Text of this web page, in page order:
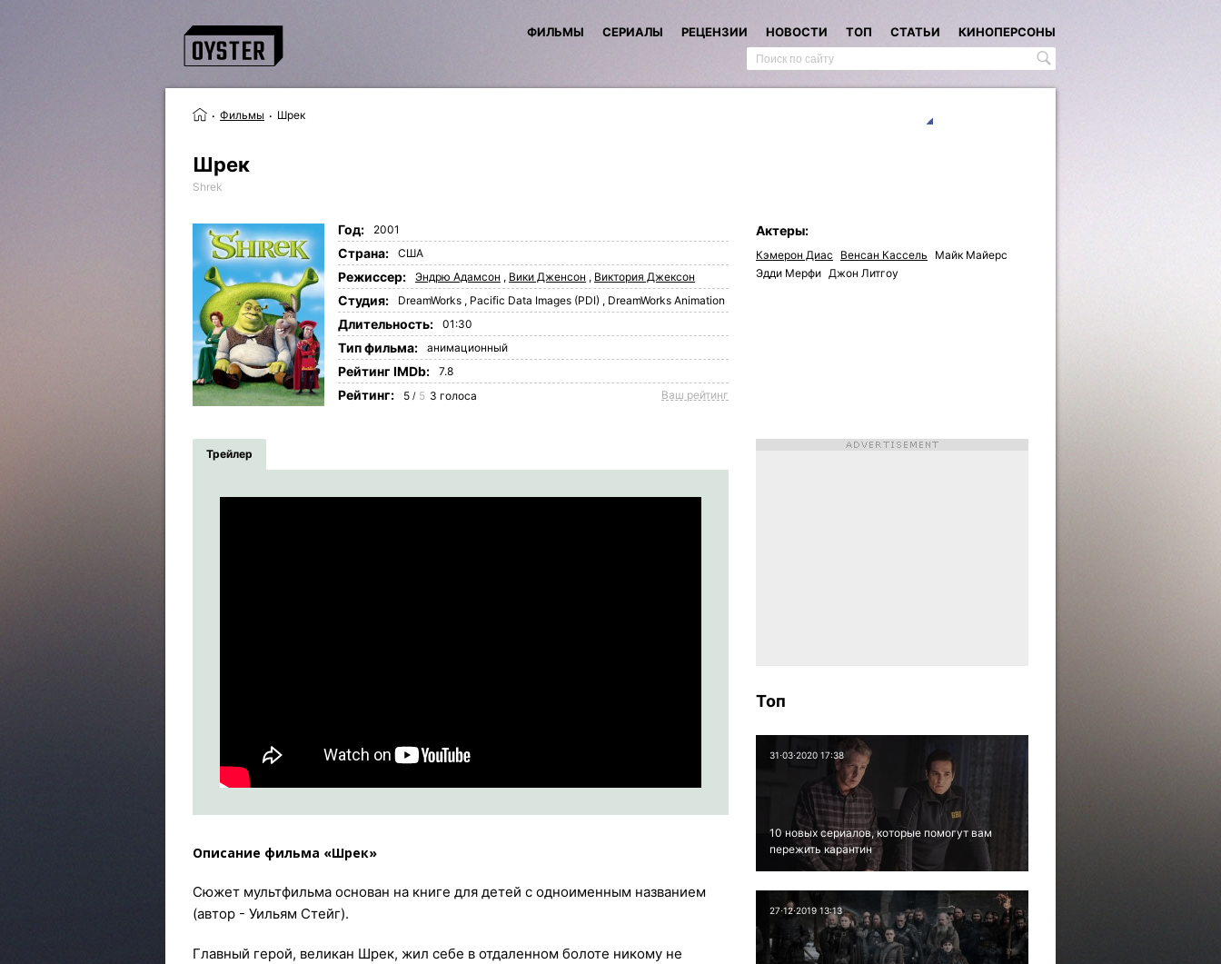
ФИЛЬМЫ СЕРИАЛЫ РЕЦЕНЗИИ НОВОСТИ ТОП СТАТЬИ КИНОПЕРСОНЫ
Фильмы Шрек
Шрек
Shrek
Год: 2001
Страна: США
Режиссер: Эндрю Адамсон , Вики Дженсон , Виктория Джексон
Студия: DreamWorks , Pacific Data Images (PDI) , DreamWorks Animation
Длительность: 01:30
Tип фильма: анимационный
Рейтинг IMDb: 7.8
Рейтинг: 5 / 5 3 голоса Ваш рейтинг
Актеры:
Кэмерон Диас Венсан Кассель
Майк Майерс
Эдди Мерфи Джон Литгоу
Трейлер
Описание фильма «Шрек»
Сюжет мультфильма основан на книге для детей с одноименным названием
(автор - Уильям Стейг).
Главный герой, великан Шрек, жил себе в отдаленном болоте никому не
Топ
31⋅03⋅2020 17:38
10 новых сериалов, которые помогут вам
пережить карантин
27⋅12⋅2019 13:13